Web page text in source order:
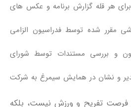
هر قله گزارش برنامه و عکس‌ های
مقرر شده توسط فدراسیون الزامی
و بررسی مستندات توسط شورای
و نشان در همایش سیمرغ به شرکت‌
فرصت تفریح و ورزش نیست، بلکه